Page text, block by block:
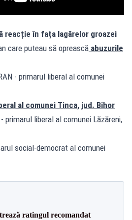
reacție în fața lagărelor groazei
care puteau să oprească abuzurile
- primarul liberal al comunei
al comunei Tinca, jud. Bihor
primarul liberal al comunei Lăzăreni,
social-democrat al comunei
ratingul recomandat